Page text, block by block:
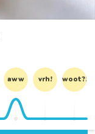
aww vrh! woot?!